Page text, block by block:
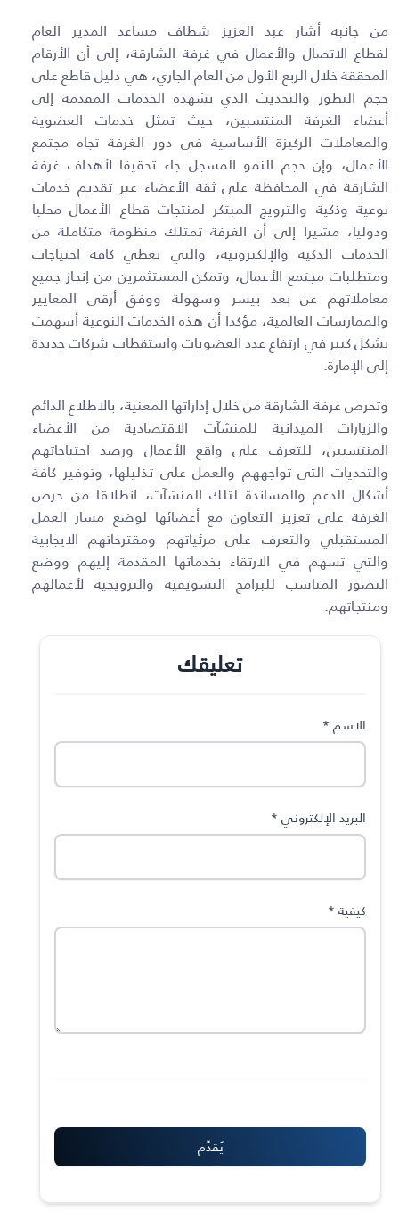
من جانبه أشار عبد العزيز شطاف مساعد المدير العام
لقطاع الاتصال والأعمال في غرفة الشارقة، إلى أن الأرقام
المحققة خلال الربع الأول من العام الجاري، هي دليل قاطع على
حجم التطور والتحديث الذي تشهده الخدمات المقدمة إلى
أعضاء الغرفة المنتسبين، حيث تمثل خدمات العضوية
والمعاملات الركيزة الأساسية في دور الغرفة تجاه مجتمع
الأعمال، وإن حجم النمو المسجل جاء تحقيقا لأهداف غرفة
الشارقة في المحافظة على ثقة الأعضاء عبر تقديم خدمات
نوعية وذكية والترويج المبتكر لمنتجات قطاع الأعمال محليا
ودوليا، مشيرا إلى أن الغرفة تمتلك منظومة متكاملة من
الخدمات الذكية والإلكترونية، والتي تغطي كافة احتياجات
ومتطلبات مجتمع الأعمال، وتمكن المستثمرين من إنجاز جميع
معاملاتهم عن بعد بيسر وسهولة ووفق أرقى المعايير
والممارسات العالمية، مؤكدا أن هذه الخدمات النوعية أسهمت
بشكل كبير في ارتفاع عدد العضويات واستقطاب شركات جديدة
إلى الإمارة.
وتحرص غرفة الشارقة من خلال إداراتها المعنية، بالاطلاع الدائم
والزيارات الميدانية للمنشآت الاقتصادية من الأعضاء
المنتسبين، للتعرف على واقع الأعمال ورصد احتياجاتهم
والتحديات التي تواجههم والعمل على تذليلها، وتوفير كافة
أشكال الدعم والمساندة لتلك المنشآت، انطلاقا من حرص
الغرفة على تعزيز التعاون مع أعضائها لوضع مسار العمل
المستقبلي والتعرف على مرئياتهم ومقترحاتهم الايجابية
والتي تسهم في الارتقاء بخدماتها المقدمة إليهم ووضع
التصور المناسب للبرامج التسويقية والترويجية لأعمالهم
ومنتجاتهم.
تعليقك
الاسم *
البريد الإلكتروني *
كيفية *